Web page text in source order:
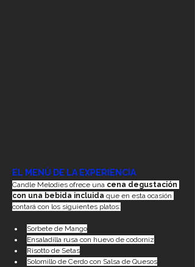
EL MENÚ DE LA EXPERIENCIA
Candle Melodies ofrece una cena degustación
con una bebida incluida que en esta ocasión
contará con los siguientes platos:
Sorbete de Mango
Ensaladilla rusa con huevo de codorniz
Risotto de Setas
Solomillo de Cerdo con Salsa de Quesos